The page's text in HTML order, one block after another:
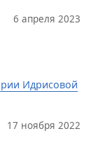
6 апреля 2023
Идрисовой
17 ноября 2022